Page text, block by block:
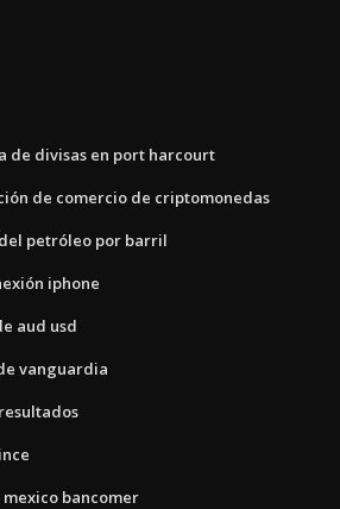
de divisas en port harcourt
de comercio de criptomonedas
petróleo por barril
iphone
aud usd
vanguardia
bancomer